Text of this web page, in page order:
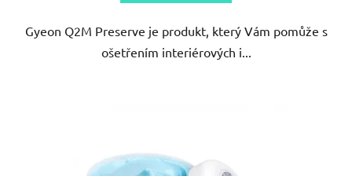
hvězdiček.
Gyeon Q2M Preserve je produkt, který Vám pomůže s
ošetřením interiérových i...